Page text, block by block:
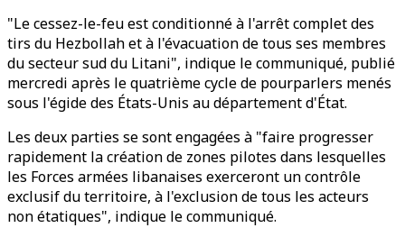
"Le cessez-le-feu est conditionné à l'arrêt complet des
tirs du Hezbollah et à l'évacuation de tous ses membres
du secteur sud du Litani", indique le communiqué, publié
mercredi après le quatrième cycle de pourparlers menés
sous l'égide des États-Unis au département d'État.
Les deux parties se sont engagées à "faire progresser
rapidement la création de zones pilotes dans lesquelles
les Forces armées libanaises exerceront un contrôle
exclusif du territoire, à l'exclusion de tous les acteurs
non étatiques", indique le communiqué.